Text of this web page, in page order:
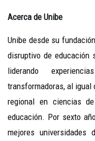
Acerca de Unibe
Unibe desde su
disruptivo de educación
liderando
transformadoras, al igual
regional en ciencias
educación. Por sexto
mejores universidades